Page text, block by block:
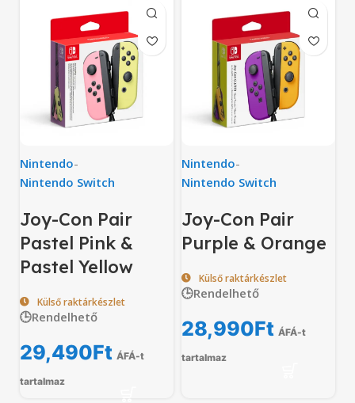
Nintendo-
Nintendo Switch
Joy-Con Pair
Pastel Pink &
Pastel Yellow
Külső raktárkészlet
🕒Rendelhető
29,490Ft ÁFÁ-t
tartalmaz
Nintendo-
Nintendo Switch
Joy-Con Pair
Purple & Orange
Külső raktárkészlet
🕒Rendelhető
28,990Ft ÁFÁ-t
tartalmaz